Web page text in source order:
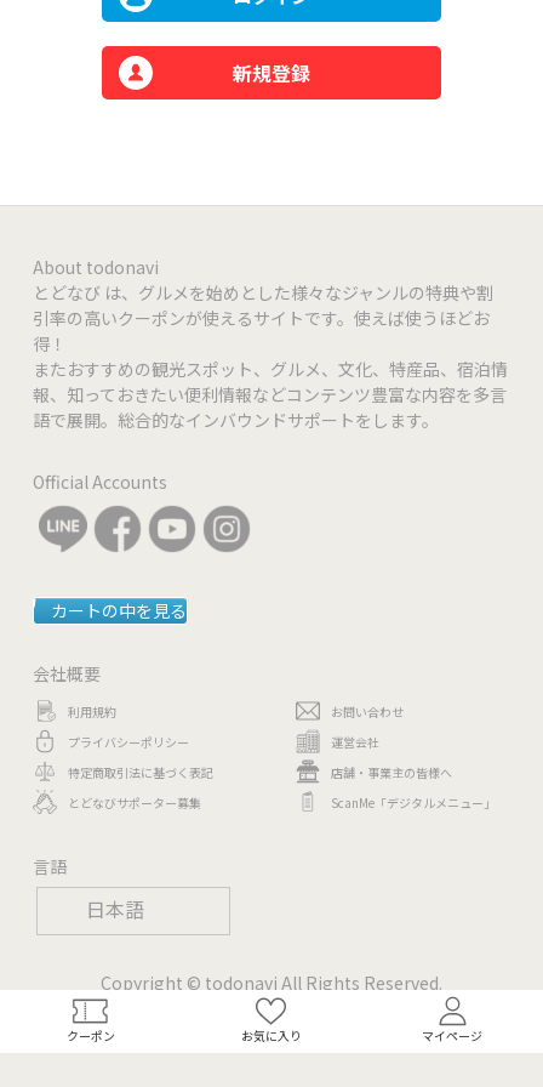
日本語
クーポン お気に入り マイページ
新規登録
About todonavi
とどなび は、グルメを始めとした様々なジャンルの特典や割
引率の高いクーポンが使えるサイトです。使えば使うほどお
得！
またおすすめの観光スポット、グルメ、文化、特産品、宿泊情
報、知っておきたい便利情報などコンテンツ豊富な内容を多言
語で展開。総合的なインバウンドサポートをします。
Official Accounts
カートの中を見る
会社概要
利用規約
プライバシーポリシー
特定商取引法に基づく表記
とどなびサポーター募集
お問い合わせ
運営会社
店舗・事業主の皆様へ
ScanMe「デジタルメニュー」
言語
Copyright © todonavi All Rights Reserved.